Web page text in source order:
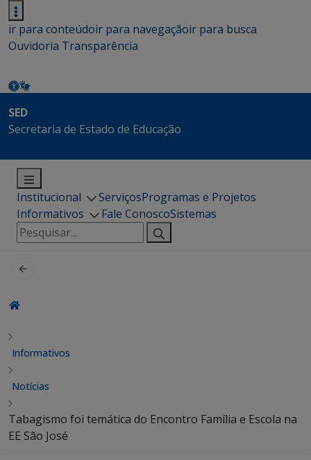
ir para conteúdoir para navegaçãoir para busca
Ouvidoria Transparência
SED
Secretaria de Estado de Educação
Institucional ServiçosProgramas e Projetos
Informativos
Fale ConoscoSistemas
Pesquisar
por:
Informativos
Notícias
Tabagismo foi temática do Encontro Família e Escola na
EE São José